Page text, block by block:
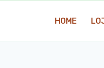
HOME